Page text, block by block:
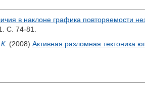
в наклоне графика повторяемости
С. 74-81.
(2008) Активная разломная тектоника